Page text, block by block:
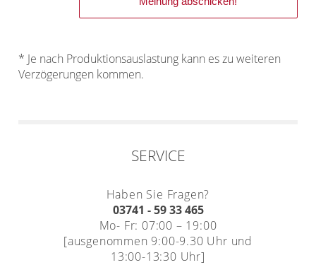
* Je nach Produktionsauslastung kann es zu weiteren
Verzögerungen kommen.
SERVICE
Haben Sie Fragen?
03741 - 59 33 465
Mo- Fr: 07:00 – 19:00
[ausgenommen 9:00-9.30 Uhr und
13:00-13:30 Uhr]